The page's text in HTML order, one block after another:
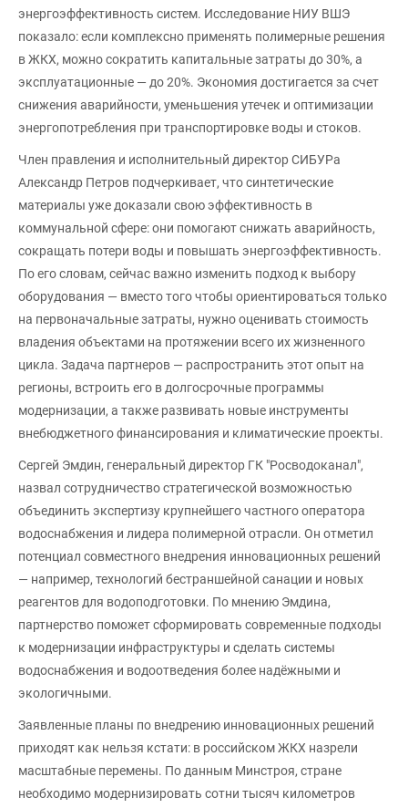
энергоэффективность систем. Исследование НИУ ВШЭ
показало: если комплексно применять полимерные решения
в ЖКХ, можно сократить капитальные затраты до 30%, а
эксплуатационные — до 20%. Экономия достигается за счет
снижения аварийности, уменьшения утечек и оптимизации
энергопотребления при транспортировке воды и стоков.
Член правления и исполнительный директор СИБУРа
Александр Петров подчеркивает, что синтетические
материалы уже доказали свою эффективность в
коммунальной сфере: они помогают снижать аварийность,
сокращать потери воды и повышать энергоэффективность.
По его словам, сейчас важно изменить подход к выбору
оборудования — вместо того чтобы ориентироваться только
на первоначальные затраты, нужно оценивать стоимость
владения объектами на протяжении всего их жизненного
цикла. Задача партнеров — распространить этот опыт на
регионы, встроить его в долгосрочные программы
модернизации, а также развивать новые инструменты
внебюджетного финансирования и климатические проекты.
Сергей Эмдин, генеральный директор ГК "Росводоканал",
назвал сотрудничество стратегической возможностью
объединить экспертизу крупнейшего частного оператора
водоснабжения и лидера полимерной отрасли. Он отметил
потенциал совместного внедрения инновационных решений
— например, технологий бестраншейной санации и новых
реагентов для водоподготовки. По мнению Эмдина,
партнерство поможет сформировать современные подходы
к модернизации инфраструктуры и сделать системы
водоснабжения и водоотведения более надёжными и
экологичными.
Заявленные планы по внедрению инновационных решений
приходят как нельзя кстати: в российском ЖКХ назрели
масштабные перемены. По данным Минстроя, стране
необходимо модернизировать сотни тысяч километров